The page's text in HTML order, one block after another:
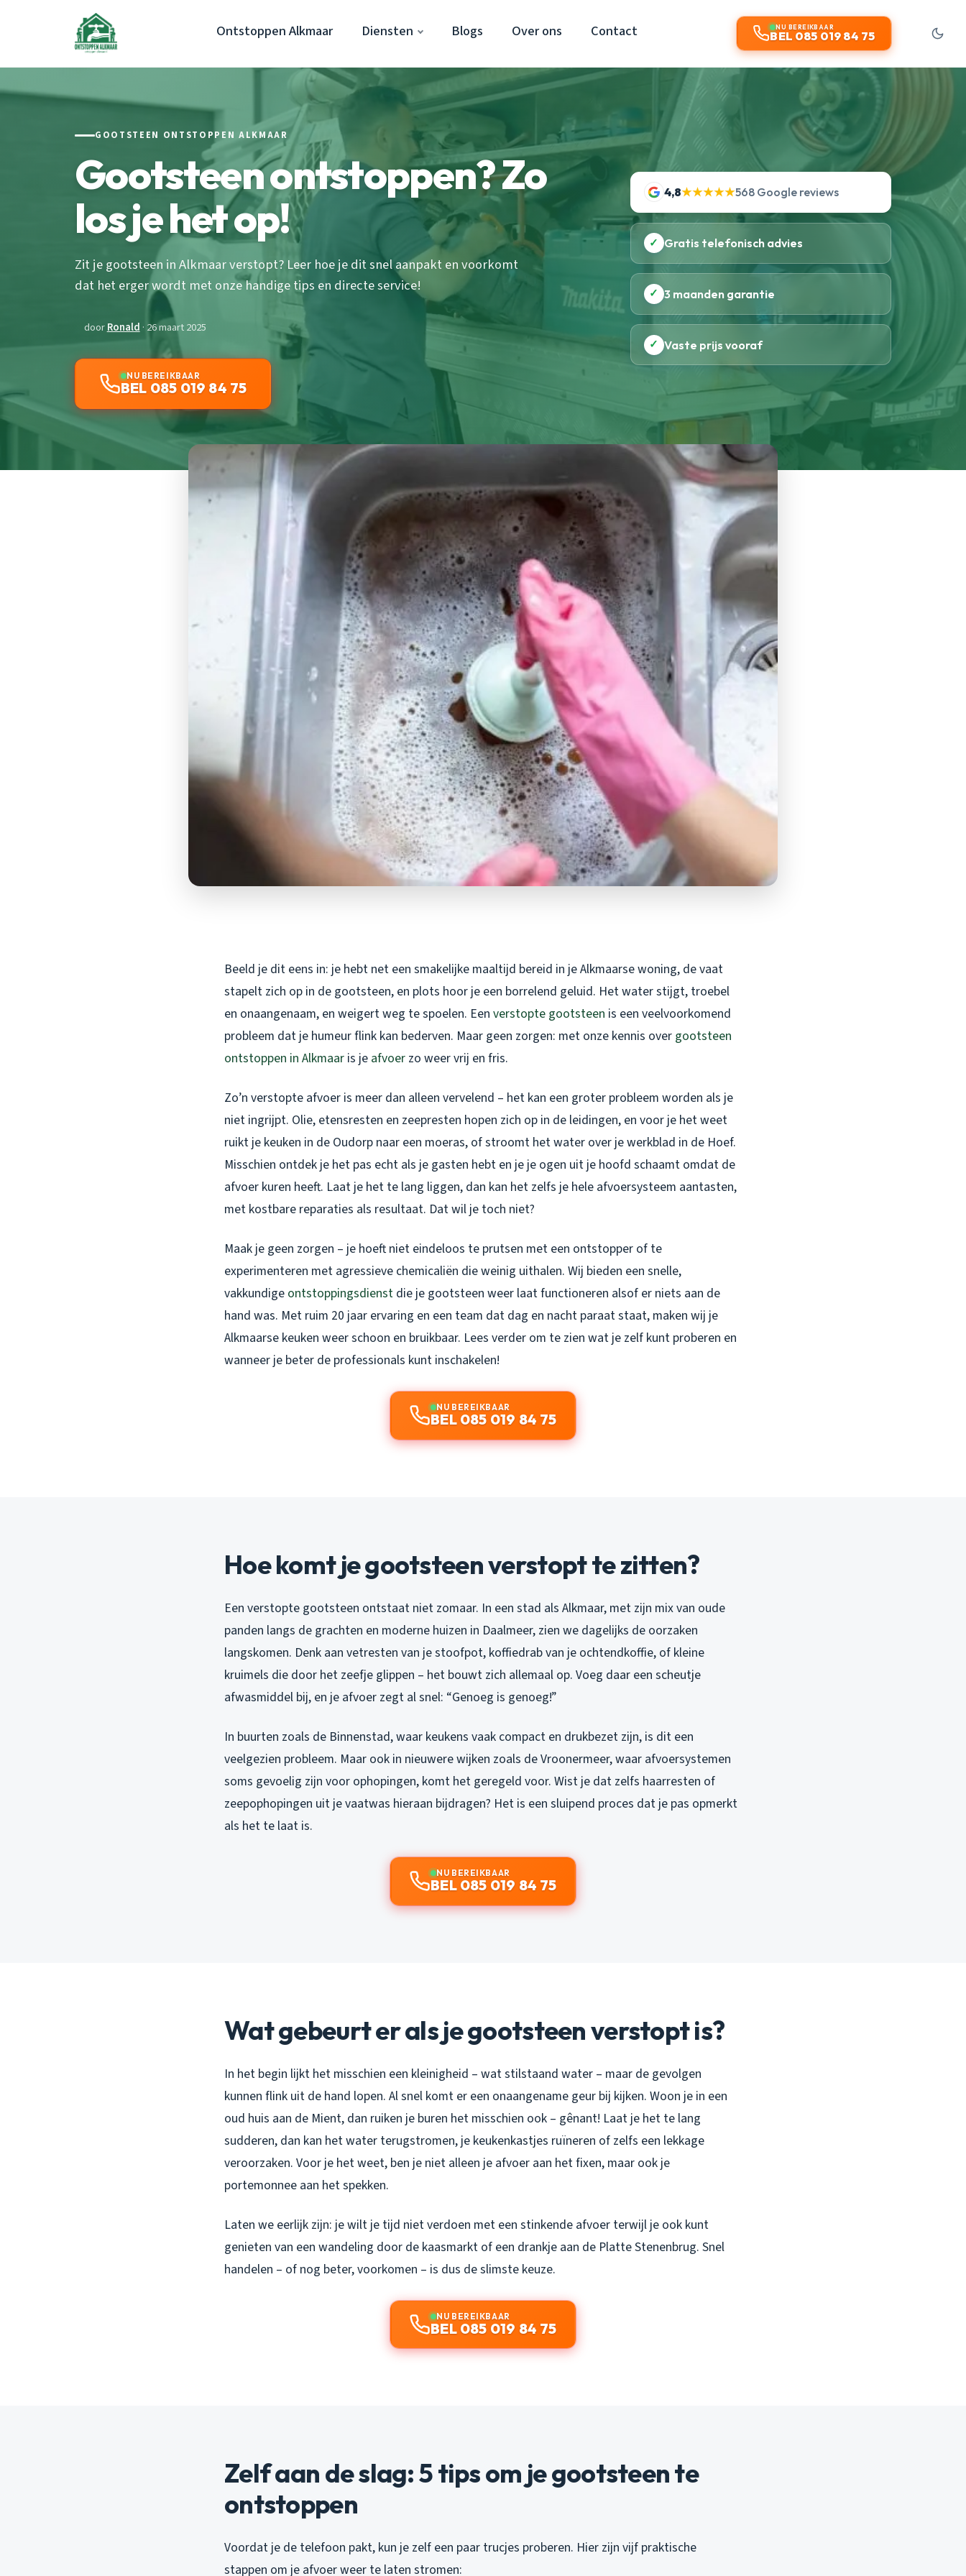
Ontstoppen Alkmaar Diensten Blogs Over ons Contact NU BEREIKBAAR
BEL 085 019 84 75
GOOTSTEEN ONTSTOPPEN ALKMAAR
Gootsteen ontstoppen? Zo
los je het op!
Zit je gootsteen in Alkmaar verstopt? Leer hoe je dit snel aanpakt en voorkomt
dat het erger wordt met onze handige tips en directe service!
doorRonald · 26 maart 2025
NU BEREIKBAAR
BEL 085 019 84 75
4,8★★★★★568 Google reviews
✓ Gratis telefonisch advies
✓ 3 maanden garantie
✓ Vaste prijs vooraf
Beeld je dit eens in: je hebt net een smakelijke maaltijd bereid in je Alkmaarse woning, de vaat
stapelt zich op in de gootsteen, en plots hoor je een borrelend geluid. Het water stijgt, troebel
en onaangenaam, en weigert weg te spoelen. Een verstopte gootsteen is een veelvoorkomend
probleem dat je humeur flink kan bederven. Maar geen zorgen: met onze kennis over gootsteen
ontstoppen in Alkmaar is je afvoer zo weer vrij en fris.
Zo’n verstopte afvoer is meer dan alleen vervelend – het kan een groter probleem worden als je
niet ingrijpt. Olie, etensresten en zeepresten hopen zich op in de leidingen, en voor je het weet
ruikt je keuken in de Oudorp naar een moeras, of stroomt het water over je werkblad in de Hoef.
Misschien ontdek je het pas echt als je gasten hebt en je je ogen uit je hoofd schaamt omdat de
afvoer kuren heeft. Laat je het te lang liggen, dan kan het zelfs je hele afvoersysteem aantasten,
met kostbare reparaties als resultaat. Dat wil je toch niet?
Maak je geen zorgen – je hoeft niet eindeloos te prutsen met een ontstopper of te
experimenteren met agressieve chemicaliën die weinig uithalen. Wij bieden een snelle,
vakkundige ontstoppingsdienst die je gootsteen weer laat functioneren alsof er niets aan de
hand was. Met ruim 20 jaar ervaring en een team dat dag en nacht paraat staat, maken wij je
Alkmaarse keuken weer schoon en bruikbaar. Lees verder om te zien wat je zelf kunt proberen en
wanneer je beter de professionals kunt inschakelen!
NU BEREIKBAAR
BEL 085 019 84 75
Hoe komt je gootsteen verstopt te zitten?
Een verstopte gootsteen ontstaat niet zomaar. In een stad als Alkmaar, met zijn mix van oude
panden langs de grachten en moderne huizen in Daalmeer, zien we dagelijks de oorzaken
langskomen. Denk aan vetresten van je stoofpot, koffiedrab van je ochtendkoffie, of kleine
kruimels die door het zeefje glippen – het bouwt zich allemaal op. Voeg daar een scheutje
afwasmiddel bij, en je afvoer zegt al snel: “Genoeg is genoeg!”
In buurten zoals de Binnenstad, waar keukens vaak compact en drukbezet zijn, is dit een
veelgezien probleem. Maar ook in nieuwere wijken zoals de Vroonermeer, waar afvoersystemen
soms gevoelig zijn voor ophopingen, komt het geregeld voor. Wist je dat zelfs haarresten of
zeepophopingen uit je vaatwas hieraan bijdragen? Het is een sluipend proces dat je pas opmerkt
als het te laat is.
NU BEREIKBAAR
BEL 085 019 84 75
Wat gebeurt er als je gootsteen verstopt is?
In het begin lijkt het misschien een kleinigheid – wat stilstaand water – maar de gevolgen
kunnen flink uit de hand lopen. Al snel komt er een onaangename geur bij kijken. Woon je in een
oud huis aan de Mient, dan ruiken je buren het misschien ook – gênant! Laat je het te lang
sudderen, dan kan het water terugstromen, je keukenkastjes ruïneren of zelfs een lekkage
veroorzaken. Voor je het weet, ben je niet alleen je afvoer aan het fixen, maar ook je
portemonnee aan het spekken.
Laten we eerlijk zijn: je wilt je tijd niet verdoen met een stinkende afvoer terwijl je ook kunt
genieten van een wandeling door de kaasmarkt of een drankje aan de Platte Stenenbrug. Snel
handelen – of nog beter, voorkomen – is dus de slimste keuze.
NU BEREIKBAAR
BEL 085 019 84 75
Zelf aan de slag: 5 tips om je gootsteen te
ontstoppen
Voordat je de telefoon pakt, kun je zelf een paar trucjes proberen. Hier zijn vijf praktische
stappen om je afvoer weer te laten stromen: